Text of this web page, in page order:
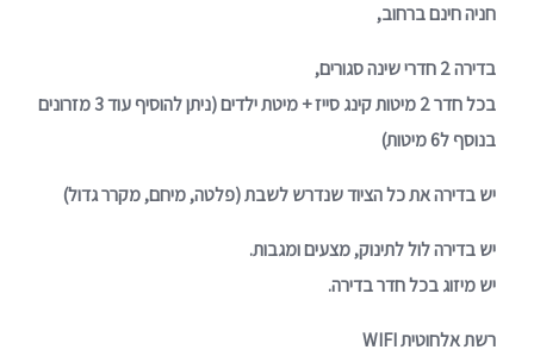
חניה חינם ברחוב,
בדירה 2 חדרי שינה סגורים,
בכל חדר 2 מיטות קינג סייז + מיטת ילדים (ניתן להוסיף עוד 3 מזרונים
בנוסף ל6 מיטות)
יש בדירה את כל הציוד שנדרש לשבת (פלטה, מיחם, מקרר גדול)
יש בדירה לול לתינוק, מצעים ומגבות.
יש מיזוג בכל חדר בדירה.
רשת אלחוטית WIFI